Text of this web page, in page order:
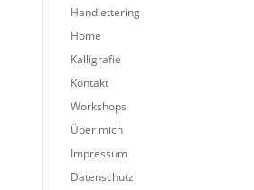
Handlettering
Home
Kalligrafie
Kontakt
Workshops
Über mich
Impressum
Datenschutz